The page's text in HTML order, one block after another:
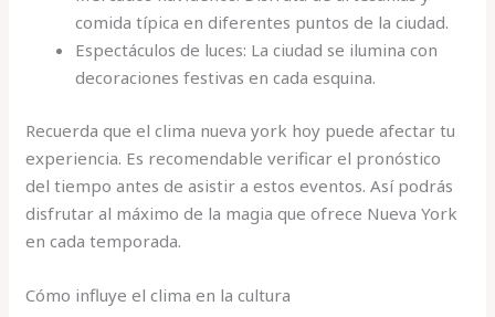
comida típica en diferentes puntos de la ciudad.
Espectáculos de luces: La ciudad se ilumina con
decoraciones festivas en cada esquina.
Recuerda que el clima nueva york hoy puede afectar tu
experiencia. Es recomendable verificar el pronóstico
del tiempo antes de asistir a estos eventos. Así podrás
disfrutar al máximo de la magia que ofrece Nueva York
en cada temporada.
Cómo influye el clima en la cultura